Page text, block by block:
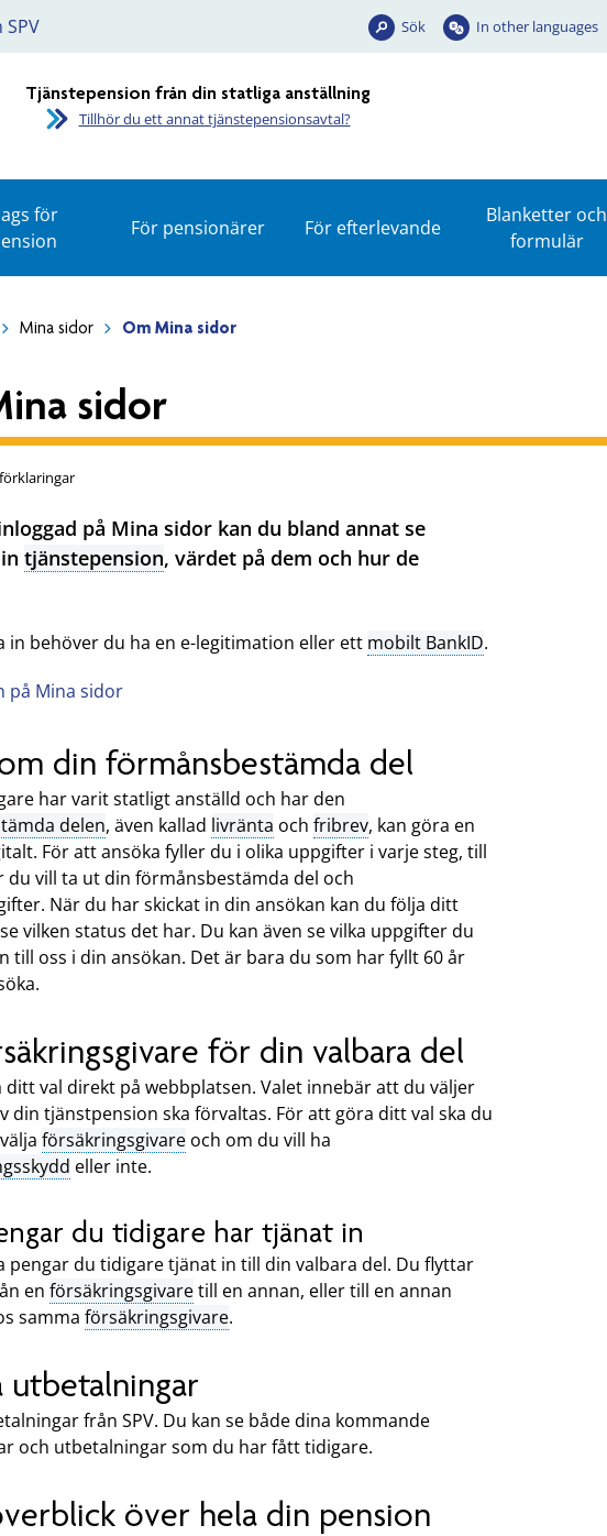
SPV Sök In other languages
Tjänstepension från din statliga anställning
Tillhör du ett annat tjänstepensionsavtal?
för
För pensionärer För efterlevande
Blanketter och
formulär
Mina sidor Om Mina sidor
sidor
på Mina sidor kan du bland annat se
tjänstepension, värdet på dem och hur de
in behöver du ha en e-legitimation eller ett mobilt BankID.
på Mina sidor
din förmånsbestämda del
har varit statligt anställd och har den
delen, även kallad livränta och fribrev, kan göra en
För att ansöka fyller du i olika uppgifter i varje steg, till
du vill ta ut din förmånsbestämda del och
När du har skickat in din ansökan kan du följa ditt
vilken status det har. Du kan även se vilka uppgifter du
till oss i din ansökan. Det är bara du som har fyllt 60 år
för din valbara del
ditt val direkt på webbplatsen. Valet innebär att du väljer
din tjänstpension ska förvaltas. För att göra ditt val ska du
försäkringsgivare och om du vill ha
eller inte.
du tidigare har tjänat in
pengar du tidigare tjänat in till din valbara del. Du flyttar
en försäkringsgivaretill en annan, eller till en annan
samma försäkringsgivare.
utbetalningar
från SPV. Du kan se både dina kommande
och utbetalningar som du har fått tidigare.
över hela din pension